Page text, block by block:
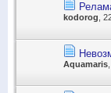
kodorog ,
Aquamaris